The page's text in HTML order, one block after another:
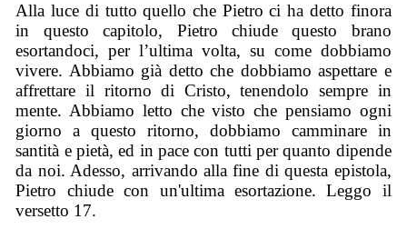
Alla luce di tutto quello che Pietro ci ha detto finora
in questo capitolo, Pietro chiude questo brano
esortandoci, per l’ultima volta, su come dobbiamo
vivere. Abbiamo già detto che dobbiamo aspettare e
affrettare il ritorno di Cristo, tenendolo sempre in
mente. Abbiamo letto che visto che pensiamo ogni
giorno a questo ritorno, dobbiamo camminare in
santità e pietà, ed in pace con tutti per quanto dipende
da noi. Adesso, arrivando alla fine di questa epistola,
Pietro chiude con un'ultima esortazione. Leggo il
versetto 17.